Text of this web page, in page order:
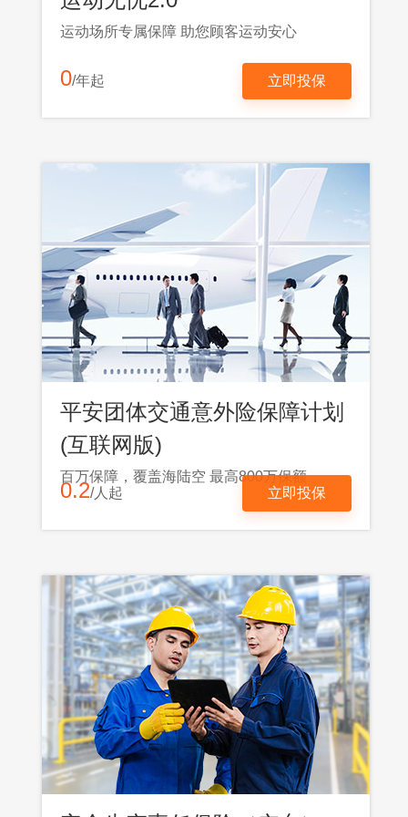
运动场所专属保障 助您顾客运动安心
0/年起 立即投保
平安团体交通意外险保障计划
(互联网版)
百万保障，覆盖海陆空 最高800万保额
0.2/人起 立即投保